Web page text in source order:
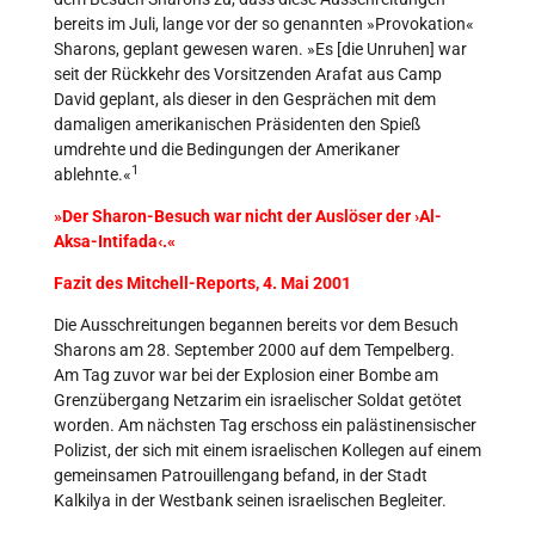
bereits im Juli, lange vor der so genannten »Provokation«
Sharons, geplant gewesen waren. »Es [die Unruhen] war
seit der Rückkehr des Vorsitzenden Arafat aus Camp
David geplant, als dieser in den Gesprächen mit dem
damaligen amerikanischen Präsidenten den Spieß
umdrehte und die Bedingungen der Amerikaner
ablehnte.«1
»Der Sharon-Besuch war nicht der Auslöser der ›Al-
Aksa-Intifada‹.«
Fazit des Mitchell-Reports, 4. Mai 2001
Die Ausschreitungen begannen bereits vor dem Besuch
Sharons am 28. September 2000 auf dem Tempelberg.
Am Tag zuvor war bei der Explosion einer Bombe am
Grenzübergang Netzarim ein israelischer Soldat getötet
worden. Am nächsten Tag erschoss ein palästinensischer
Polizist, der sich mit einem israelischen Kollegen auf einem
gemeinsamen Patrouillengang befand, in der Stadt
Kalkilya in der Westbank seinen israelischen Begleiter.